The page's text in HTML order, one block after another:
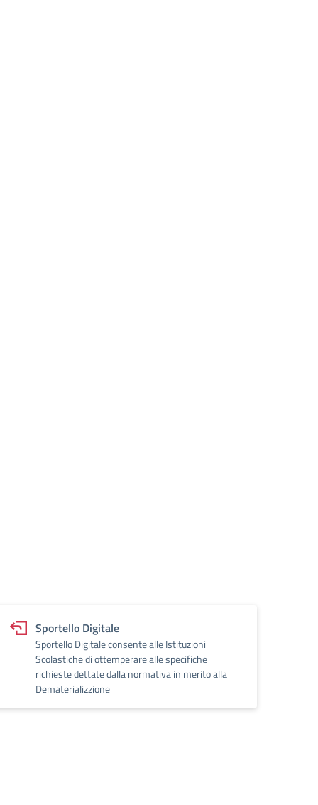
Sportello Digitale
Sportello Digitale consente alle Istituzioni
Scolastiche di ottemperare alle specifiche
richieste dettate dalla normativa in merito alla
Dematerializzione